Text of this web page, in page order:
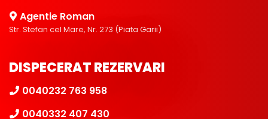
Agentie Roman
Str. Stefan cel Mare, Nr. 273 (Piata Garii)
DISPECERAT REZERVARI
0040232 763 958
0040332 407 430